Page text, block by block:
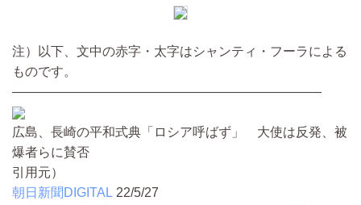
注）以下、文中の赤字・太字はシャンティ・フーラによる
ものです。
————————————————————————
広島、長崎の平和式典「ロシア呼ばず」 大使は反発、被
爆者らに賛否
引用元）
朝日新聞DIGITAL 22/5/27